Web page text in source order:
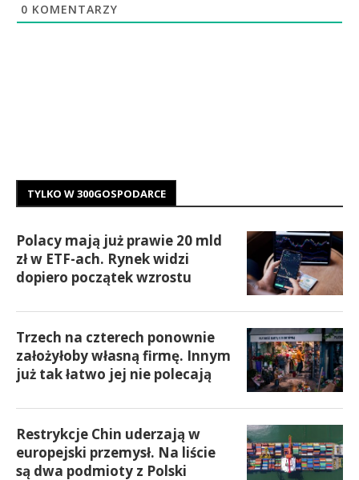
0 KOMENTARZY
TYLKO W 300GOSPODARCE
Polacy mają już prawie 20 mld
zł w ETF-ach. Rynek widzi
dopiero początek wzrostu
Trzech na czterech ponownie
założyłoby własną firmę. Innym
już tak łatwo jej nie polecają
Restrykcje Chin uderzają w
europejski przemysł. Na liście
są dwa podmioty z Polski